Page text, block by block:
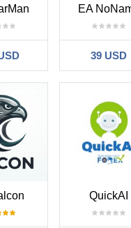
EA
39 USD
QuickAI